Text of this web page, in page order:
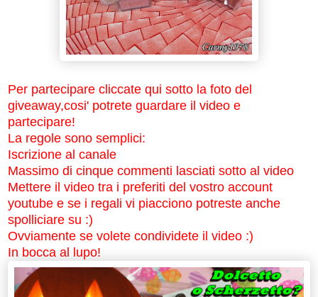
Per partecipare cliccate qui sotto la foto del
giveaway,cosi' potrete guardare il video e
partecipare!
La regole sono semplici:
Iscrizione al canale
Massimo di cinque commenti lasciati sotto al video
Mettere il video tra i preferiti del vostro account
youtube e se i regali vi piacciono potreste anche
spolliciare su :)
Ovviamente se volete condividete il video :)
In bocca al lupo!